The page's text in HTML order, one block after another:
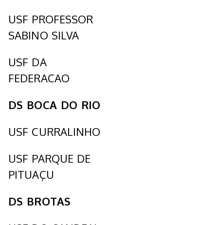
USF PROFESSOR
SABINO SILVA
USF DA
FEDERACAO
DS BOCA DO RIO
USF CURRALINHO
USF PARQUE DE
PITUAÇU
DS BROTAS